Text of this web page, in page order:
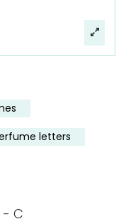
letters
- C